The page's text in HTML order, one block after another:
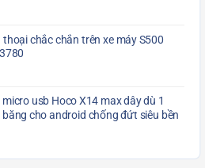
thoại chắc chắn trên xe máy S500
usb Hoco X14 max dây dù 1
cho android chống đứt siêu bền